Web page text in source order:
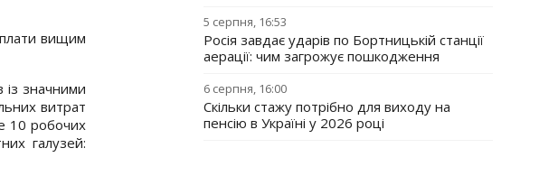
плати вищим
із значними
витрат
10 робочих
галузей:
5 серпня, 16:53
Росія завдає ударів по Бортницькій станції
аерації: чим загрожує пошкодження
6 серпня, 16:00
Скільки стажу потрібно для виходу на
пенсію в Україні у 2026 році